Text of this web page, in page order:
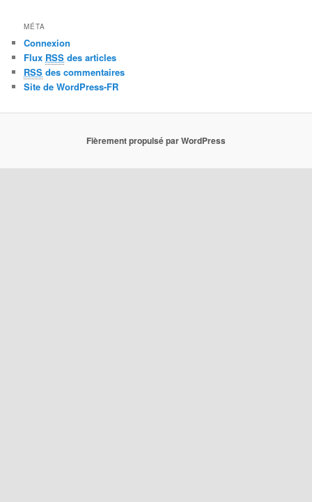
MÉTA
Connexion
Flux RSS des articles
RSS des commentaires
Site de WordPress-FR
Fièrement propulsé par WordPress